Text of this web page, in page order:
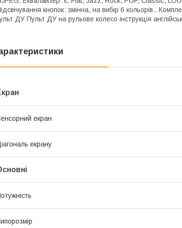
кнопок: змінна, на вибір 6 кольорів..
ДУ Пульт ДУ на рульове колесо інструкція
екран
екрану